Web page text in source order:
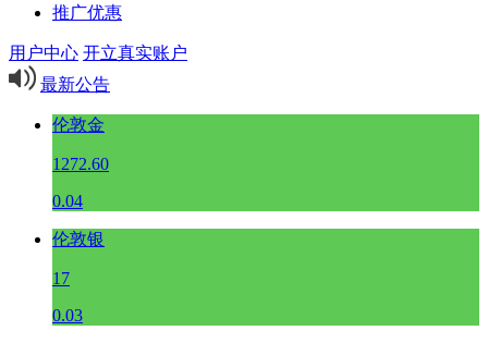
推广优惠
用户中心 开立真实账户
最新公告
伦敦金
1272.60
0.04
伦敦银
17
0.03